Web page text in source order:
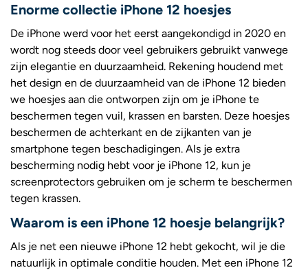
Enorme collectie iPhone 12 hoesjes
De iPhone werd voor het eerst aangekondigd in 2020 en
wordt nog steeds door veel gebruikers gebruikt vanwege
zijn elegantie en duurzaamheid. Rekening houdend met
het design en de duurzaamheid van de iPhone 12 bieden
we hoesjes aan die ontworpen zijn om je iPhone te
beschermen tegen vuil, krassen en barsten. Deze hoesjes
beschermen de achterkant en de zijkanten van je
smartphone tegen beschadigingen. Als je extra
bescherming nodig hebt voor je iPhone 12, kun je
screenprotectors gebruiken om je scherm te beschermen
tegen krassen.
Waarom is een iPhone 12 hoesje belangrijk?
Als je net een nieuwe iPhone 12 hebt gekocht, wil je die
natuurlijk in optimale conditie houden. Met een iPhone 12